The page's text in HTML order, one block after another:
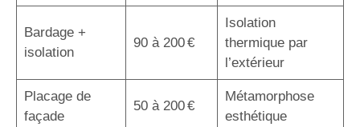
Bardage +
isolation
90 à 200 €
Isolation
thermique par
l’extérieur
Placage de
façade
50 à 200 €
Métamorphose
esthétique